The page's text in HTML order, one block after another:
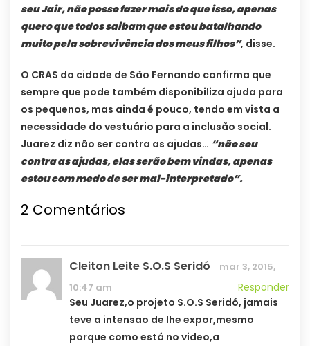
seu Jair, não posso fazer mais do que isso, apenas
quero que todos saibam que estou batalhando
muito pela sobrevivência dos meus filhos”, disse.
O CRAS da cidade de São Fernando confirma que
sempre que pode também disponibiliza ajuda para
os pequenos, mas ainda é pouco, tendo em vista a
necessidade do vestuário para a inclusão social.
Juarez diz não ser contra as ajudas… “não sou
contra as ajudas, elas serão bem vindas, apenas
estou com medo de ser mal-interpretado”.
2 Comentários
Cleiton Leite S.O.S Seridó
mar 3, 2015,
10:47 am
Responder
Seu Juarez,o projeto S.O.S Seridó, jamais
teve a intensao de lhe expor,mesmo
porque como está no video,a